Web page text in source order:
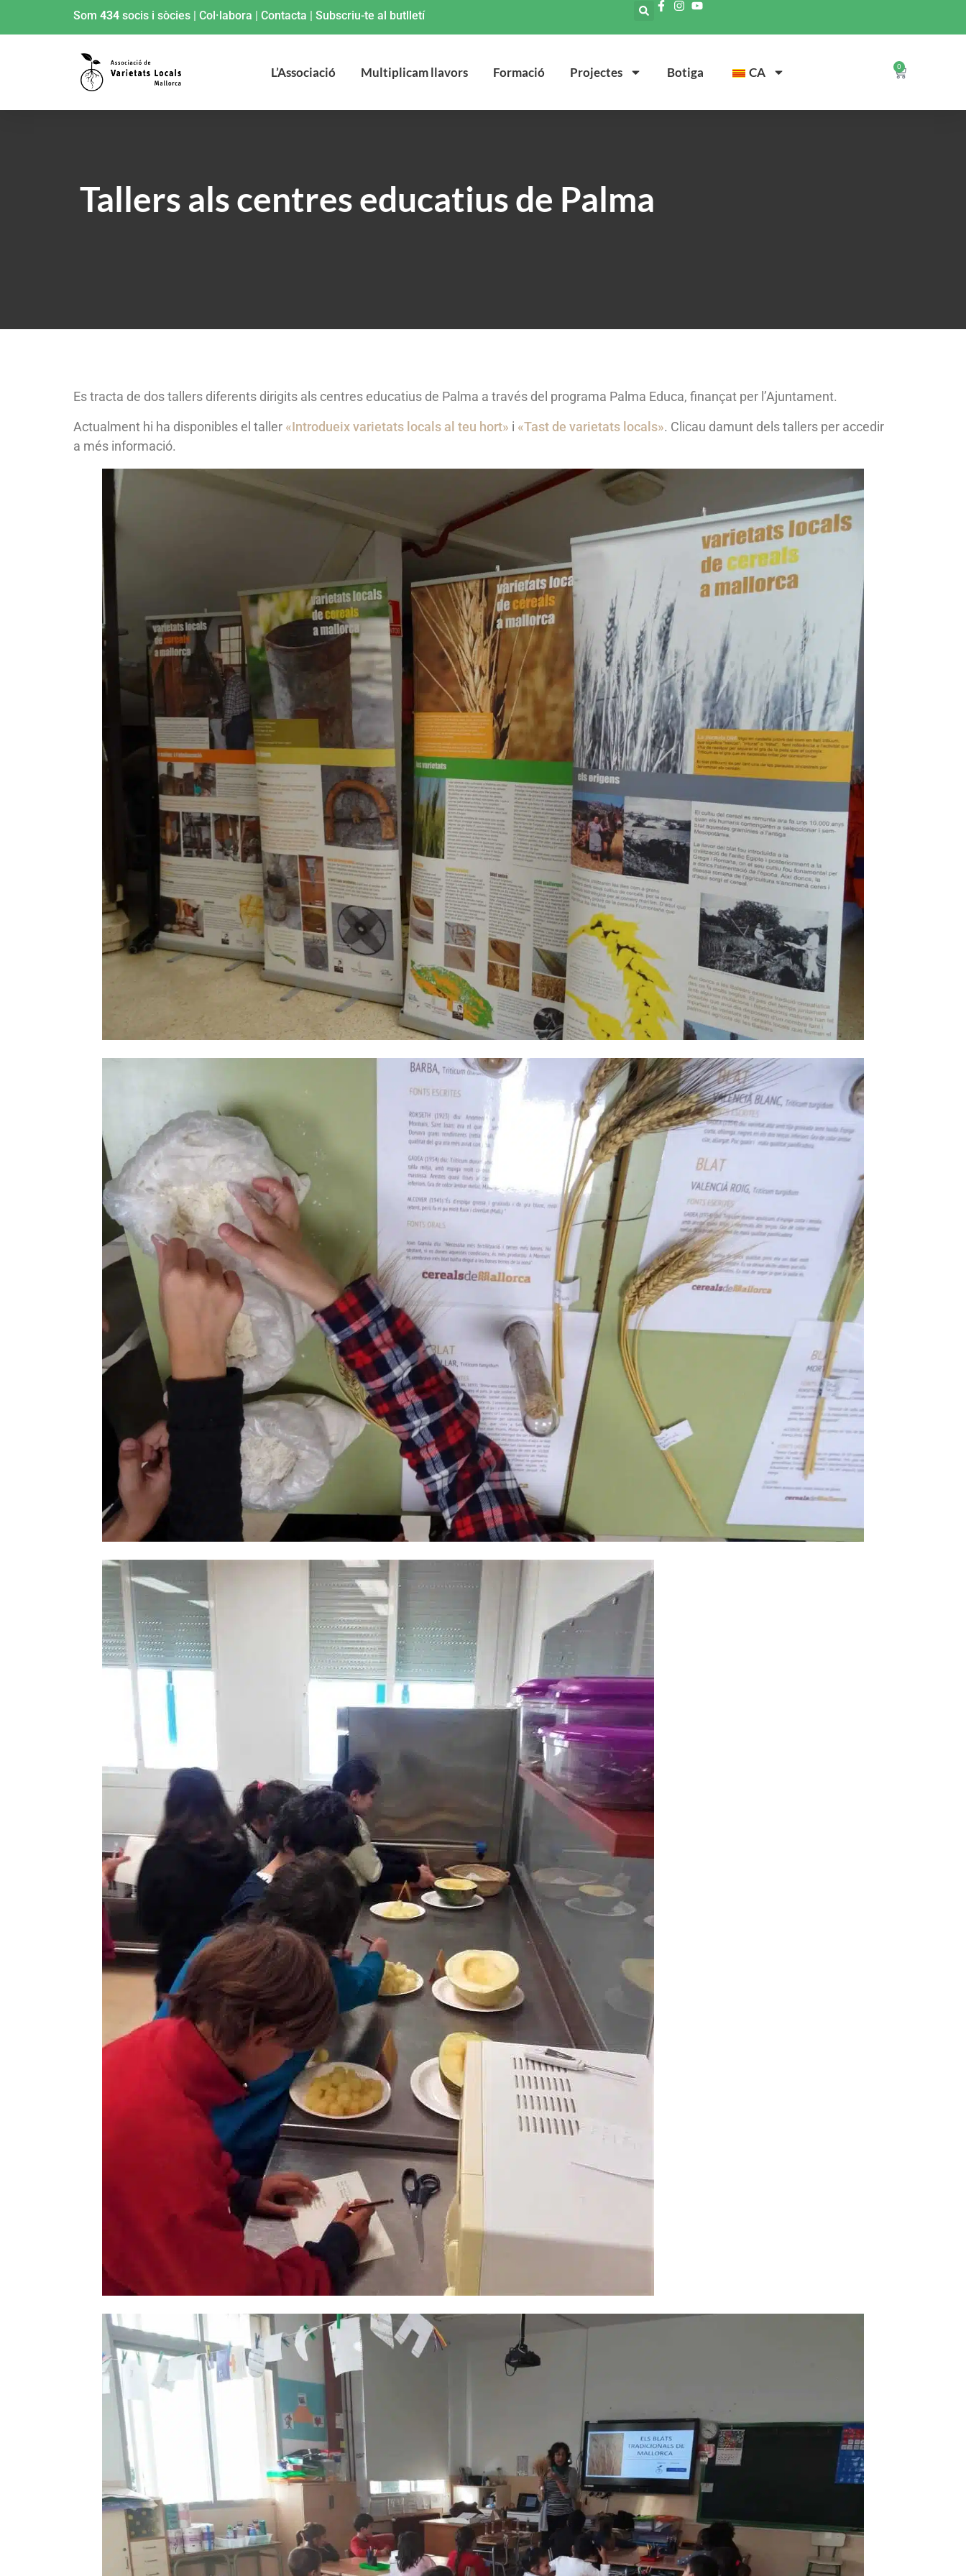
Som 434 socis i sòcies | Col·labora | Contacta | Subscriu-te al butlletí
L’Associació Multiplicam llavors Formació Projectes Botiga CA 0
Tallers als centres educatius de Palma
Es tracta de dos tallers diferents dirigits als centres educatius de Palma a través del programa Palma Educa, finançat per l’Ajuntament.
Actualment hi ha disponibles el taller «Introdueix varietats locals al teu hort» i «Tast de varietats locals». Clicau damunt dels tallers per accedir
a més informació.